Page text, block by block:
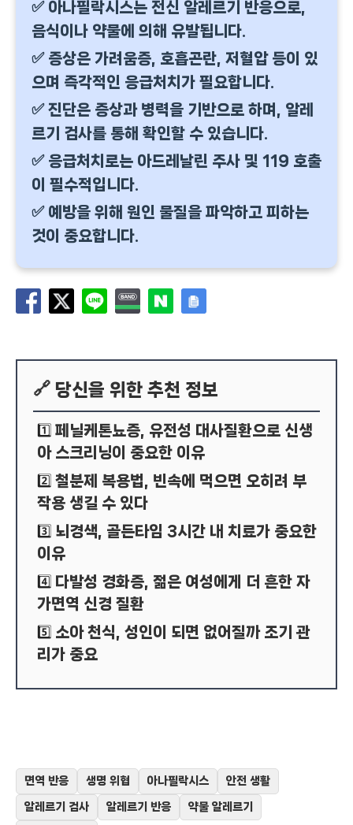
✅ 아나필락시스는 전신 알레르기 반응으로,
음식이나 약물에 의해 유발됩니다.
✅ 증상은 가려움증, 호흡곤란, 저혈압 등이 있
으며 즉각적인 응급처치가 필요합니다.
✅ 진단은 증상과 병력을 기반으로 하며, 알레
르기 검사를 통해 확인할 수 있습니다.
✅ 응급처치로는 아드레날린 주사 및 119 호출
이 필수적입니다.
✅ 예방을 위해 원인 물질을 파악하고 피하는
것이 중요합니다.
🔗 당신을 위한 추천 정보
1️⃣ 페닐케톤뇨증, 유전성 대사질환으로 신생
아 스크리닝이 중요한 이유
2️⃣ 철분제 복용법, 빈속에 먹으면 오히려 부
작용 생길 수 있다
3️⃣ 뇌경색, 골든타임 3시간 내 치료가 중요한
이유
4️⃣ 다발성 경화증, 젊은 여성에게 더 흔한 자
가면역 신경 질환
5️⃣ 소아 천식, 성인이 되면 없어질까 조기 관
리가 중요
면역 반응 생명 위협 아나필락시스 안전 생활
알레르기 검사 알레르기 반응 약물 알레르기